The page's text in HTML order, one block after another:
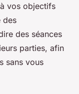
vos objectifs
des
des séances
parties, afin
sans vous